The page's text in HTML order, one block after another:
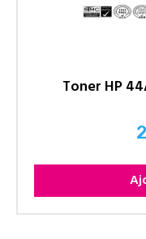
Toner HP